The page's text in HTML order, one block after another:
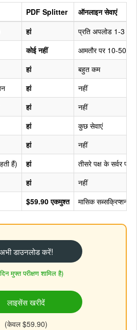
PDF Splitter
ऑनलाइन सेवाएं
हां
प्रति अपलोड 1-3
कोई नहीं
आमतौर पर 10-50
हां
बहुत कम
हां
नहीं
हां
नहीं
हां
कुछ सेवाएं
हां
नहीं
हैं)
हां
तीसरे पक्ष के सर्वर पर
हां
नहीं
$59.90 एकमुश्त मासिक सब्सक्रिप्शन
अभी डाउनलोड करें!
मुफ्त परीक्षण शामिल है)
लाइसेंस खरीदें
(केवल $59.90)